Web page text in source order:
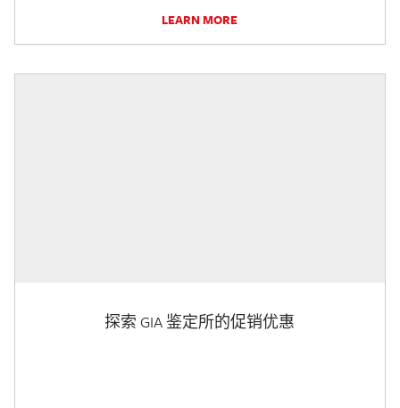
LEARN MORE
探索 GIA 鉴定所的促销优惠